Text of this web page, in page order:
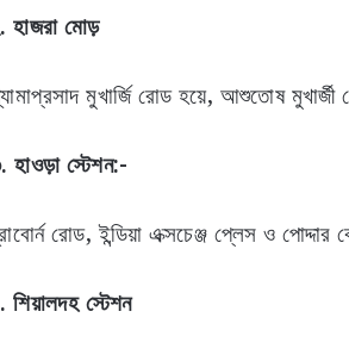
হাজরা মোড়
মুখার্জি রোড হয়ে, আশুতোষ
হাওড়া স্টেশন:-
রোড, ইন্ডিয়া এক্সচেঞ্জ প্লেস ও
শিয়ালদহ স্টেশন